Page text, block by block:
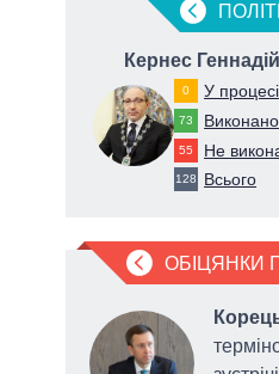
Кернес
0 У процесі
73 Виконано
55 Не
128 Всього
ОБІЦЯНКИ